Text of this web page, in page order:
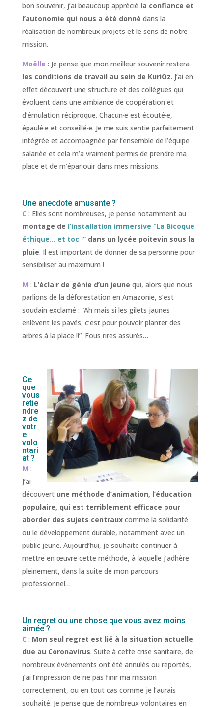
bon souvenir, j’ai beaucoup apprécié la confiance et
l’autonomie qui nous a été donné dans la
réalisation de nombreux projets et le sens de notre
mission.
Maëlle : Je pense que mon meilleur souvenir restera
les conditions de travail au sein de KuriOz. J’ai en
effet découvert une structure et des collègues qui
évoluent dans une ambiance de coopération et
d’émulation réciproque. Chacun·e est écouté·e,
épaulé·e et conseillé·e. Je me suis sentie parfaitement
intégrée et accompagnée par l’ensemble de l’équipe
salariée et cela m’a vraiment permis de prendre ma
place et de m’épanouir dans mes missions.
Une anecdote amusante ?
C : Elles sont nombreuses, je pense notamment au
montage de l’installation immersive “La Bicoque
éthique… et toc !”dans un lycée poitevin sous la
pluie. Il est important de donner de sa personne pour
sensibiliser au maximum !
M : L’éclair de génie d’un jeune qui, alors que nous
parlions de la déforestation en Amazonie, s’est
soudain exclamé : “Ah mais si les gilets jaunes
enlèvent les pavés, c’est pour pouvoir planter des
arbres à la place !!”. Fous rires assurés…
Ce
que
vous
retie
ndre
z de
votr
e
volo
ntari
at ?
M :
J’ai
découvert une méthode d’animation, l’éducation
populaire, qui est terriblement efficace pour
aborder des sujets centrauxcomme la solidarité
ou le développement durable, notamment avec un
public jeune. Aujourd’hui, je souhaite continuer à
mettre en œuvre cette méthode, à laquelle j’adhère
pleinement, dans la suite de mon parcours
professionnel…
Un regret ou une chose que vous avez moins
aimée ?
C : Mon seul regret est lié à la situation actuelle
due au Coronavirus. Suite à cette crise sanitaire, de
nombreux évènements ont été annulés ou reportés,
j’ai l’impression de ne pas finir ma mission
correctement, ou en tout cas comme je l’aurais
souhaité. Je pense que de nombreux volontaires en